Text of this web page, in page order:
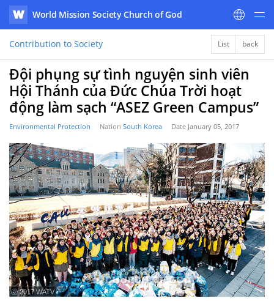
WATV
World Mission Society Church of God
Contribution to Society List back
Đội phụng sự tình nguyện sinh viên
Hội Thánh của Đức Chúa Trời hoạt
động làm sạch “ASEZ Green Campus”
Environmental Protection Nation South Korea Date January 05, 2017
ⓒ 2017 WATV